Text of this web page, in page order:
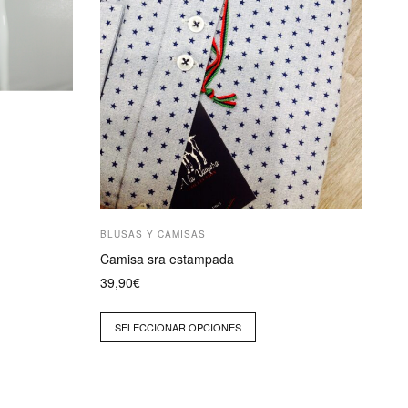
BLUSAS Y CAMISAS
Camisa sra estampada
39,90€
SELECCIONAR OPCIONES
en
la
página
de
producto